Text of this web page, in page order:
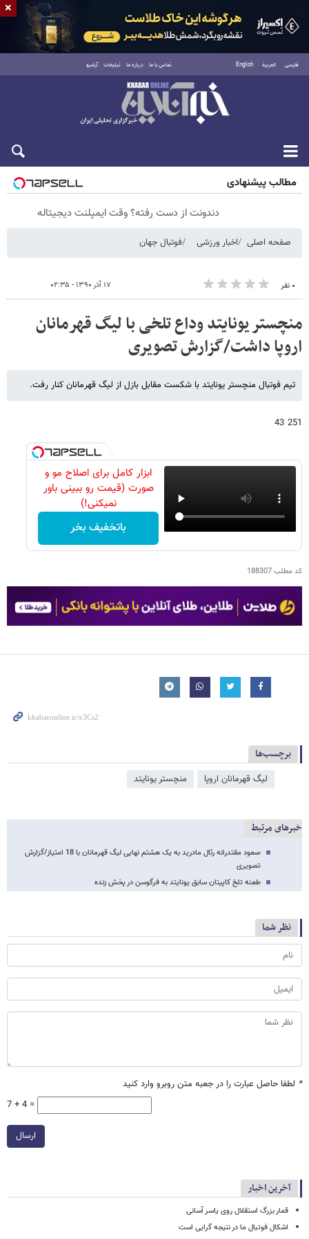
فارسی العربية English تماس با ما درباره ما تبلیغات آرشیو
جمعه ۱۶ مرداد ۱۴۰۵
مطالب پیشنهادی
دندونت از دست رفته؟ وقت ایمپلنت دیجیتاله
صفحه اصلی اخبار ورزشی فوتبال جهان
۰ نفر ۱۷ آذر ۱۳۹۰ - ۰۲:۳۵
منچستر یونایتد وداع تلخی با لیگ قهرمانان
اروپا داشت/گزارش تصویری
تیم فوتبال منچستر یونایتد با شکست مقابل بازل از لیگ قهرمانان کنار رفت.
251 43
ابزار کامل برای اصلاح مو و
صورت (قیمت رو ببینی باور
نمیکنی!)
باتخفیف بخر
کد مطلب188307
برچسب‌ها
لیگ قهرمانان اروپا منچستر یونایتد
خبرهای مرتبط
صعود مقتدرانه رئال مادرید به یک هشتم نهایی لیگ قهرمانان با 18 امتیاز/گزارش
تصویری
طعنه تلخ کاپیتان سابق یونایتد به فرگوسن در پخش زنده
نظر شما
* لطفا حاصل عبارت را در جعبه متن روبرو وارد کنید
7 + 4 =
ارسال
آخرین اخبار
قمار بزرگ استقلال روی یاسر آسانی
اشکال فوتبال ما در نتیجه گرایی است
×